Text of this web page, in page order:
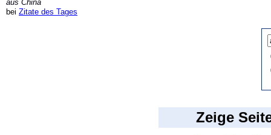
aus China
bei Zitate des Tages
Zeige